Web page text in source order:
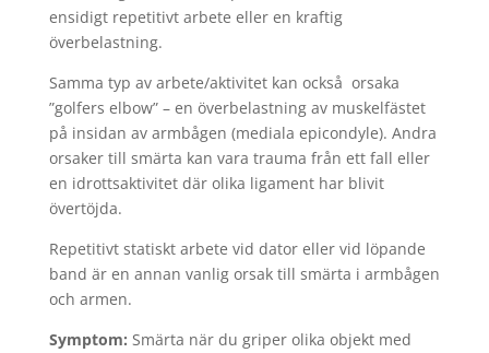
ensidigt repetitivt arbete eller en kraftig
överbelastning.
Samma typ av arbete/aktivitet kan också orsaka
”golfers elbow” – en överbelastning av muskelfästet
på insidan av armbågen (mediala epicondyle). Andra
orsaker till smärta kan vara trauma från ett fall eller
en idrottsaktivitet där olika ligament har blivit
övertöjda.
Repetitivt statiskt arbete vid dator eller vid löpande
band är en annan vanlig orsak till smärta i armbågen
och armen.
Symptom: Smärta när du griper olika objekt med